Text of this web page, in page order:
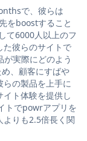
で、彼らは
をboostすること
て6000人以上のフ
た彼らのサイトで
実際にどのよう
、顧客にすばや
らの製品を上手に
ト体験を提供し
トでpowrアプリを
りも2.5倍長く関